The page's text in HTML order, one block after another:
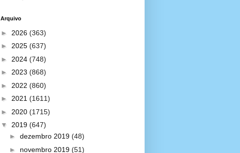
Arquivo
► 2026 (363)
► 2025 (637)
► 2024 (748)
► 2023 (868)
► 2022 (860)
► 2021 (1611)
► 2020 (1715)
▼ 2019 (647)
► dezembro 2019 (48)
► novembro 2019 (51)